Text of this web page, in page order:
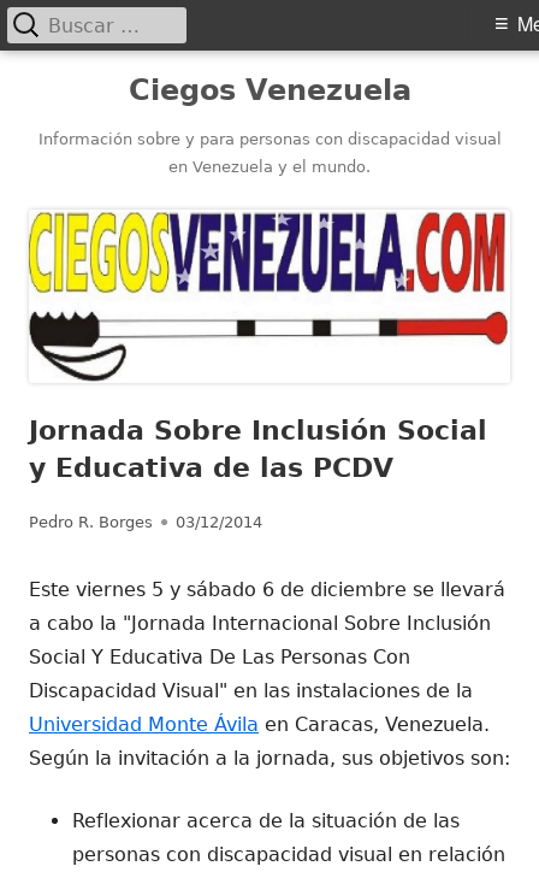
contenido
Ciegos Venezuela
Información sobre y para personas con discapacidad visual
en Venezuela y el mundo.
Menú
principal
Buscar:
Jornada Sobre Inclusión Social
y Educativa de las PCDV
Autor
Pedro R. Borges Publicado
03/12/2014
Este viernes 5 y sábado 6 de diciembre se llevará
a cabo la "Jornada Internacional Sobre Inclusión
Social Y Educativa De Las Personas Con
Discapacidad Visual" en las instalaciones de la
Universidad Monte Ávila en Caracas, Venezuela.
Según la invitación a la jornada, sus objetivos son:
Reflexionar acerca de la situación de las
personas con discapacidad visual en relación